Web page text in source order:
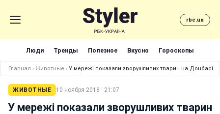
rbc.ua
Люди Тренды Полезное Вкусно Гороскопы
Главная › Животные › У мережі показали зворушливих тварин на Донбасі
ЖИВОТНЫЕ 10 ноября 2018 · 21:07
У мережі показали зворушливих тварин